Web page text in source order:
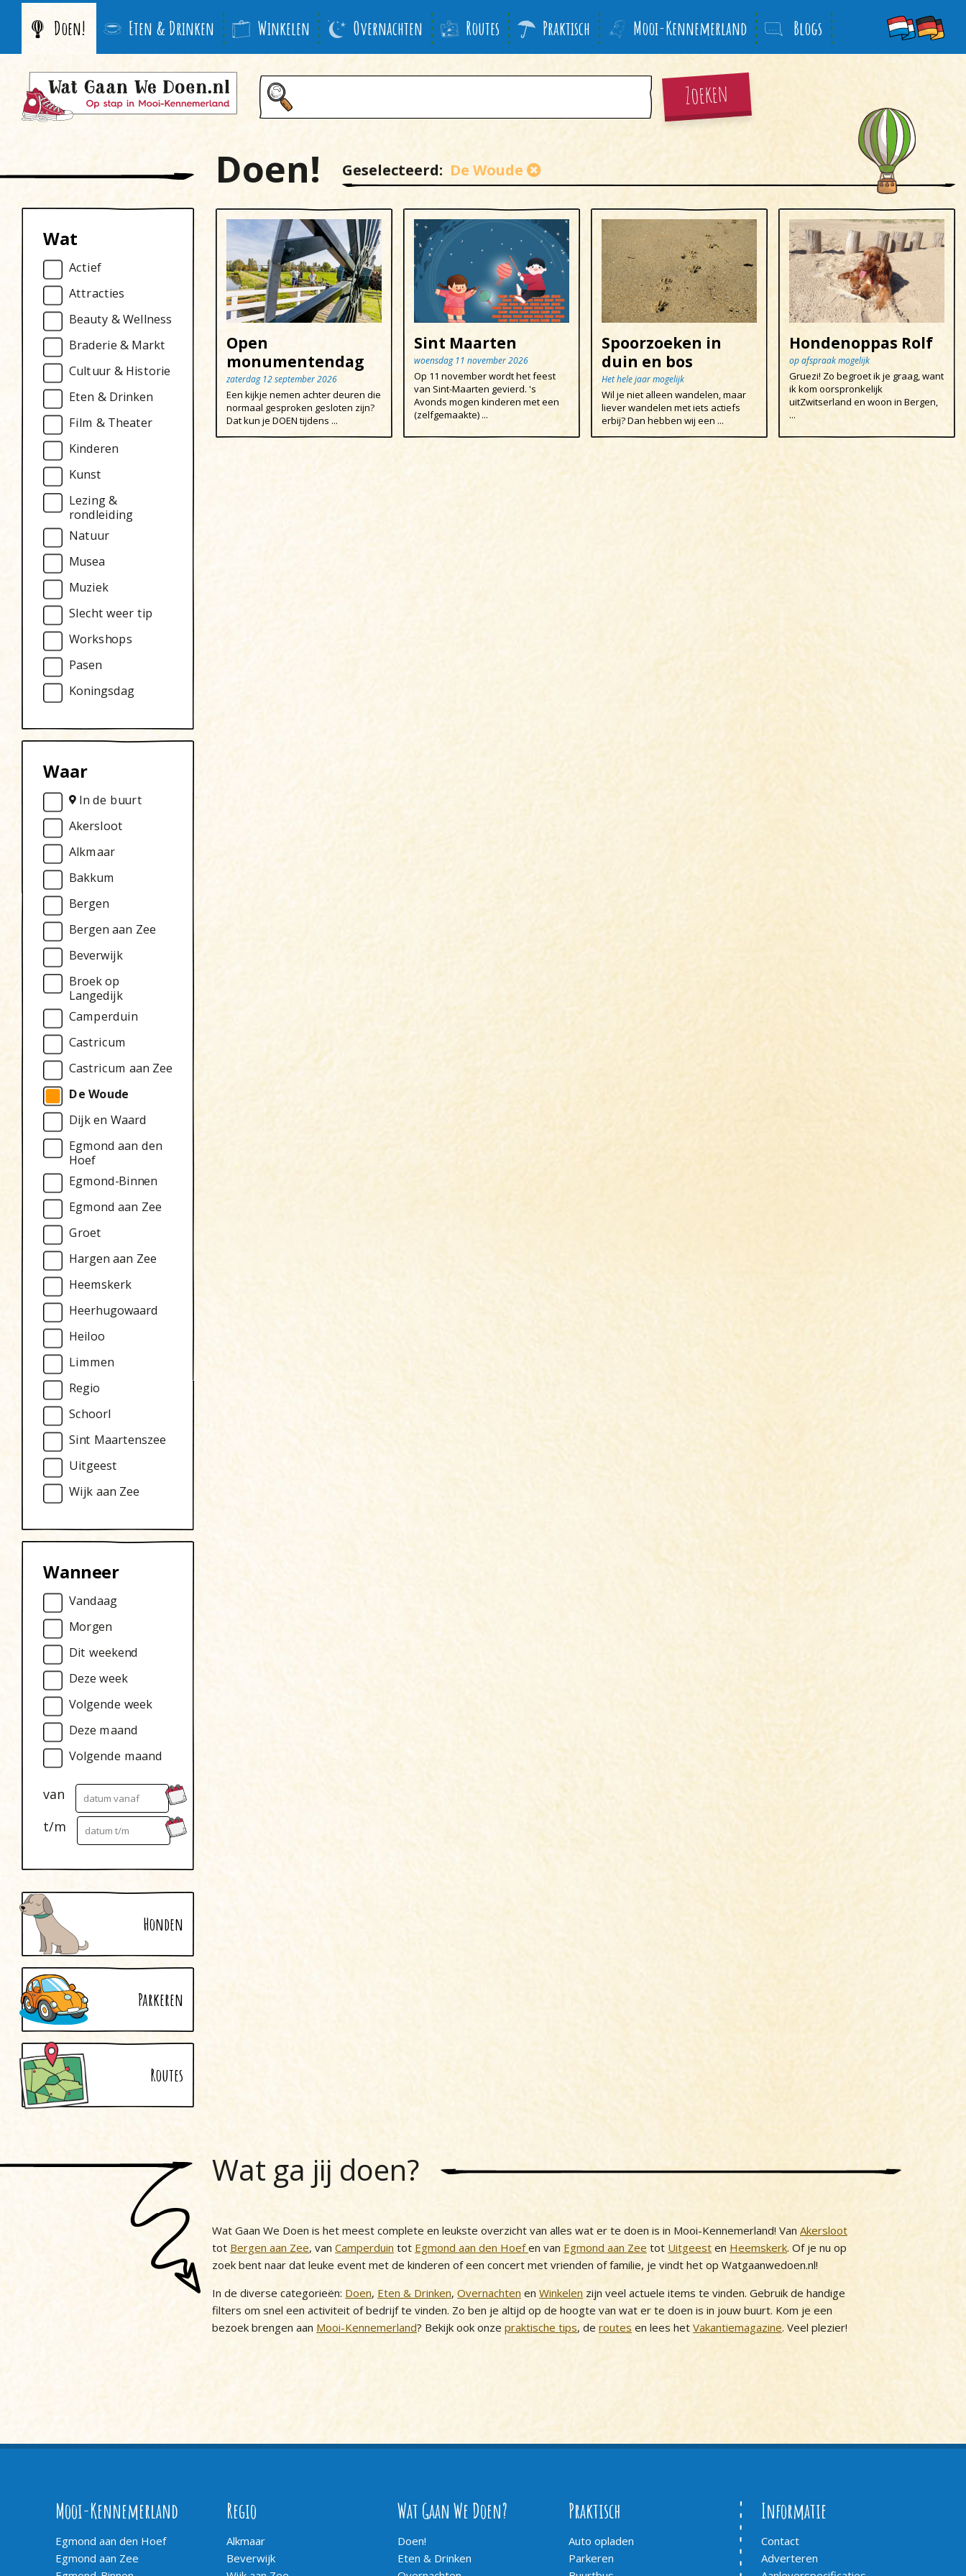
Doen! Eten & Drinken Winkelen Overnachten Routes Praktisch Mooi-Kennemerland Blogs
Zoeken
Wat
Actief
Attracties
Beauty & Wellness
Braderie & Markt
Cultuur & Historie
Eten & Drinken
Film & Theater
Kinderen
Kunst
Lezing &
rondleiding
Natuur
Musea
Muziek
Slecht weer tip
Workshops
Pasen
Koningsdag
Waar
In de buurt
Akersloot
Alkmaar
Bakkum
Bergen
Bergen aan Zee
Beverwijk
Broek op
Langedijk
Camperduin
Castricum
Castricum aan Zee
De Woude
Dijk en Waard
Egmond aan den
Hoef
Egmond-Binnen
Egmond aan Zee
Groet
Hargen aan Zee
Heemskerk
Heerhugowaard
Heiloo
Limmen
Regio
Schoorl
Sint Maartenszee
Uitgeest
Wijk aan Zee
Wanneer
Vandaag
Morgen
Dit weekend
Deze week
Volgende week
Deze maand
Volgende maand
van
t/m
Honden
Parkeren
Routes
Doen! Geselecteerd: De Woude
Open
monumentendag
zaterdag 12 september 2026
Een kijkje nemen achter deuren die
normaal gesproken gesloten zijn?
Dat kun je DOEN tijdens ...
Sint Maarten
woensdag 11 november 2026
Op 11 november wordt het feest
van Sint-Maarten gevierd. 's
Avonds mogen kinderen met een
(zelfgemaakte) ...
Spoorzoeken in
duin en bos
Het hele jaar mogelijk
Wil je niet alleen wandelen, maar
liever wandelen met iets actiefs
erbij? Dan hebben wij een ...
Hondenoppas Rolf
op afspraak mogelijk
Gruezi! Zo begroet ik je graag, want
ik kom oorspronkelijk
uitZwitserland en woon in Bergen,
...
Wat ga jij doen?
Wat Gaan We Doen is het meest complete en leukste overzicht van alles wat er te doen is in Mooi-Kennemerland! Van Akersloot
tot Bergen aan Zee, van Camperduin tot Egmond aan den Hoefen van Egmond aan Zee tot Uitgeest en Heemskerk. Of je nu op
zoek bent naar dat leuke event met de kinderen of een concert met vrienden of familie, je vindt het op Watgaanwedoen.nl!
In de diverse categorieën: Doen, Eten & Drinken, Overnachten en Winkelen zijn veel actuele items te vinden. Gebruik de handige
filters om snel een activiteit of bedrijf te vinden. Zo ben je altijd op de hoogte van wat er te doen is in jouw buurt. Kom je een
bezoek brengen aan Mooi-Kennemerland? Bekijk ook onze praktische tips, de routes en lees het Vakantiemagazine. Veel plezier!
Mooi-Kennemerland
Egmond aan den Hoef
Egmond aan Zee
Regio
Alkmaar
Beverwijk
Wat Gaan We Doen?
Doen!
Eten & Drinken
Praktisch
Auto opladen
Parkeren
Informatie
Contact
Adverteren